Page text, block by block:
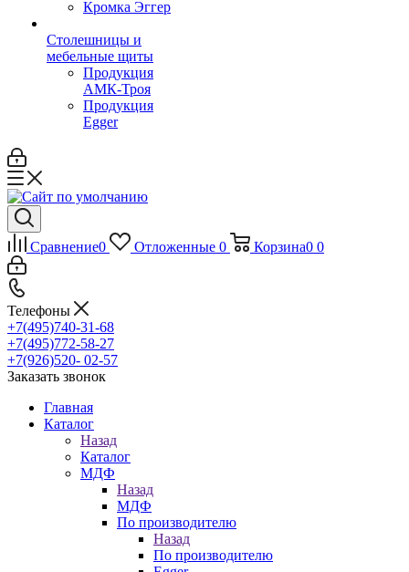
Кромка Эггер
Столешницы и
мебельные щиты
Продукция
АМК-Троя
Продукция
Egger
Сравнение0 Отложенные 0 Корзина0 0
Телефоны
+7(495)740-31-68
+7(495)772-58-27
+7(926)520- 02-57
Заказать звонок
Главная
Каталог
Назад
Каталог
МДФ
Назад
МДФ
По производителю
Назад
По производителю